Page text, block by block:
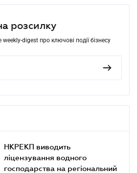
розсилку
digest про ключові події бізнесу
НКРЕКП виводить
ліцензування водного
господарства на регіональний